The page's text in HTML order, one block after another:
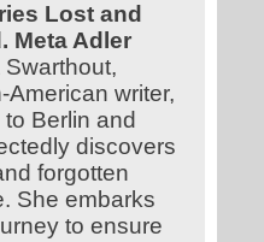
Lost and
Meta Adler
American writer,
Berlin and
discovers
forgotten
She embarks
to ensure